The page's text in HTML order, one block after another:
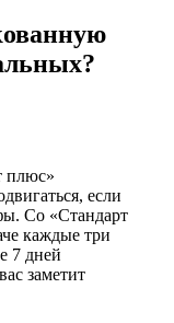
плюс»
если
Со «Стандарт
каждые три
7 дней
заметит